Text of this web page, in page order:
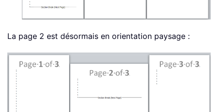
La page 2 est désormais en orientation paysage :